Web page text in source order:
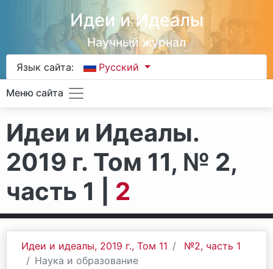
Идеи и Идеалы
Научный журнал
Язык сайта: Русский
Меню сайта
Идеи и Идеалы.
2019 г. Том 11, № 2,
часть 1 | 2
Идеи и идеалы, 2019 г., Том 11
№2, часть 1
Наука и образование